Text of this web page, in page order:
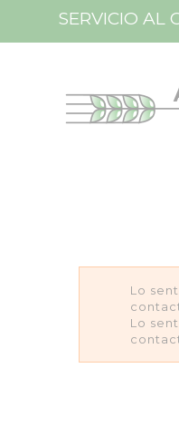
SERVICIO AL
Lo
Lo